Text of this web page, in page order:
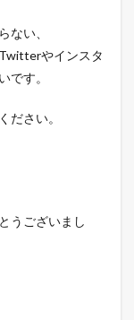
ない、
やインスタ
です。
ださい。
うございまし